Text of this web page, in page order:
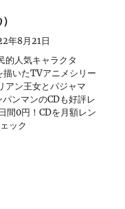
年8月21日
的人気キャラクタ
描いたTVアニメシリー
アン王女とパジャマ
ンマンのCDも好評レ
間0円！CDを月額レン
ック